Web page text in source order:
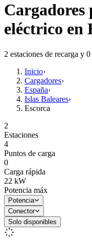
Cargadores
eléctrico en
2 estaciones de recarga y
Inicio›
Cargadores›
España›
Islas Baleares›
Escorca
2
Estaciones
4
Puntos de carga
0
Carga rápida
22 kW
Potencia máx
Potencia
Conector
Solo disponibles